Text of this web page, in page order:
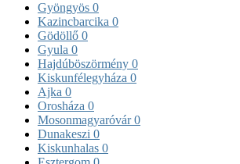
Gyöngyös 0
Kazincbarcika 0
Gödöllő 0
Gyula 0
Hajdúböszörmény 0
Kiskunfélegyháza 0
Ajka 0
Orosháza 0
Mosonmagyaróvár0
Dunakeszi 0
Kiskunhalas 0